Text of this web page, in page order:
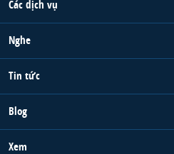
Các dịch vụ
Nghe
Tin tức
Blog
Xem